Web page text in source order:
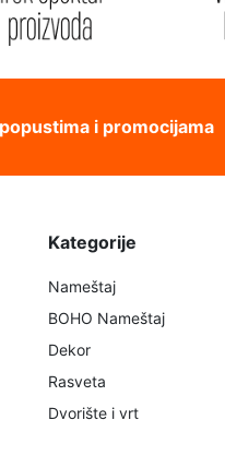
i promocijama
Kategorije
Nameštaj
BOHO Nameštaj
Dekor
Rasveta
Dvorište i vrt